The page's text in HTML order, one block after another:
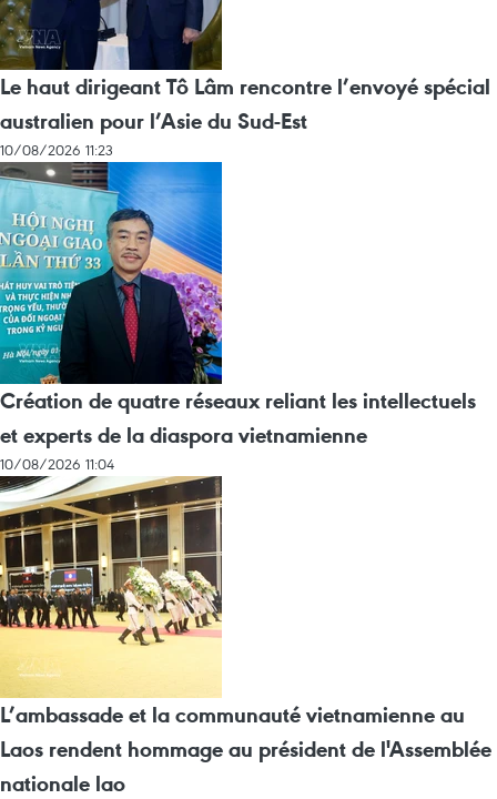
Le haut dirigeant Tô Lâm rencontre l’envoyé spécial
australien pour l’Asie du Sud-Est
10/08/2026 11:23
Création de quatre réseaux reliant les intellectuels
et experts de la diaspora vietnamienne
10/08/2026 11:04
L’ambassade et la communauté vietnamienne au
Laos rendent hommage au président de l'Assemblée
nationale lao